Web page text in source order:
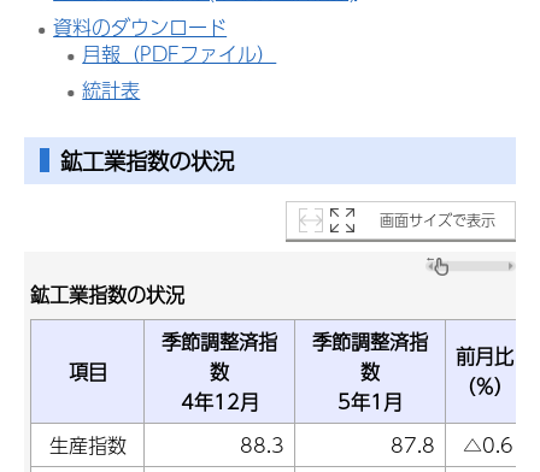
資料のダウンロード
月報（PDFファイル）
統計表
鉱工業指数の状況
画面サイズで表示
鉱工業指数の状況
項目
季節調整済指
数
4年12月
季節調整済指
数
5年1月
前月比
（％）
生産指数 88.3 87.8
△0.6